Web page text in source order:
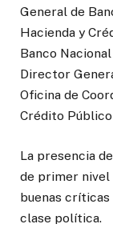
General de
Hacienda y
Banco
Director
Oficina de
Crédito
La presencia
de primer nivel
buenas
clase política.